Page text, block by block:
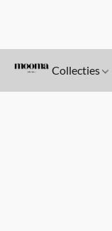
Collecties